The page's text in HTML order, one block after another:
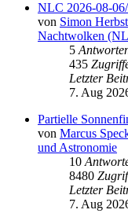
NLC 2026-08-
von Simon Herbst
Nachtwolken
5
435
Letzter
7. Aug
Partielle
von Marcus
und Astronomie
10
8480
Letzter
7. Aug